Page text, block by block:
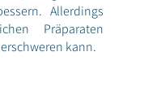
Allerdings
Präparaten
kann.